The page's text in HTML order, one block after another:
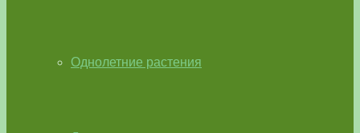
Однолетние растения